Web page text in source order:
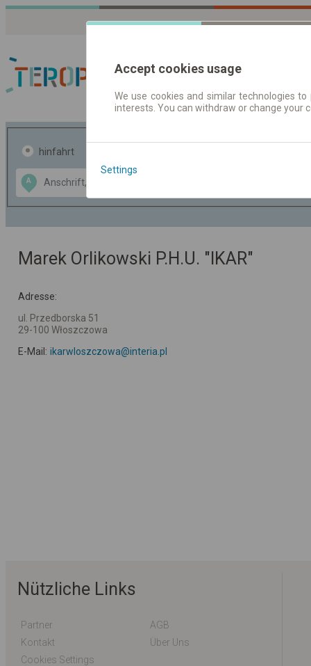
Fahrplandaten |
hinfahrt
A
Data CC-BY-SA
OpenStreetMap
GeoLite data by
Marek Orlikowski P.H.U. "IKAR"
Adresse:
ul. Przedborska 51
29-100 Włoszczowa
E-Mail: ikarwloszczowa@interia.pl
Nützliche Links
Partner
AGB
Kontakt
Über Uns
Cookies Settings
Accept cookies usage
We use cookies and similar technologies
interests. You can withdraw or change
Settings